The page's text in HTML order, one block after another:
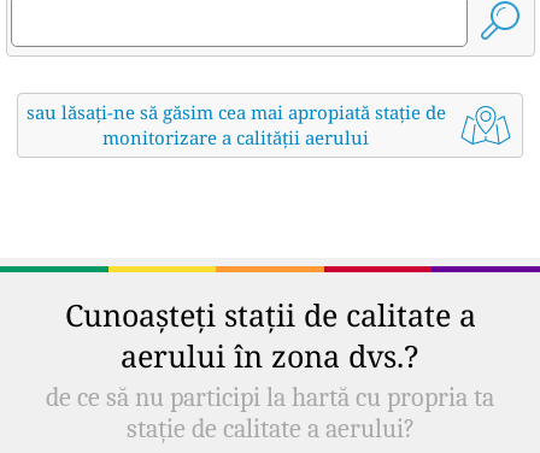
sau lăsați-ne să găsim cea mai apropiată stație de
monitorizare a calității aerului
Cunoașteți stații de calitate a
aerului în zona dvs.?
de ce să nu participi la hartă cu propria ta
stație de calitate a aerului?